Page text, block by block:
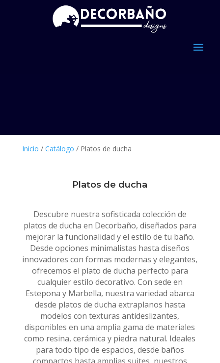
Inicio / Catálogo / Platos de ducha
Platos de ducha
Descubre nuestra sofisticada colección de
platos de ducha en Decorbaño, diseñados para
mejorar la funcionalidad y el estilo de tu baño.
Desde opciones minimalistas hasta diseños
innovadores con formas modernas y elegantes,
ofrecemos el plato de ducha perfecto para
cualquier estilo decorativo. Con sede en
Estepona y Marbella, nuestra variedad abarca
desde platos de ducha extraplanos hasta
modelos con texturas antideslizantes,
disponibles en una amplia gama de materiales
como resina, cerámica y piedra natural. Ideales
para todo tipo de espacios, desde baños